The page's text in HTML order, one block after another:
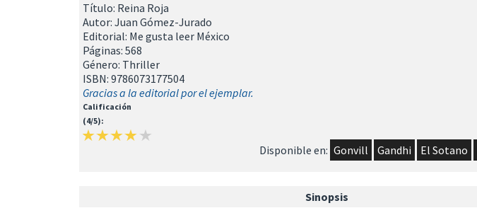
Título: Reina Roja
Autor: Juan Gómez-Jurado
Editorial: Me gusta leer México
Páginas: 568
Género: Thriller
ISBN: 9786073177504
Gracias a la editorial por el ejemplar.
Calificación
(4/5):
Disponible en: Gonvill Gandhi El Sotano
Sinopsis